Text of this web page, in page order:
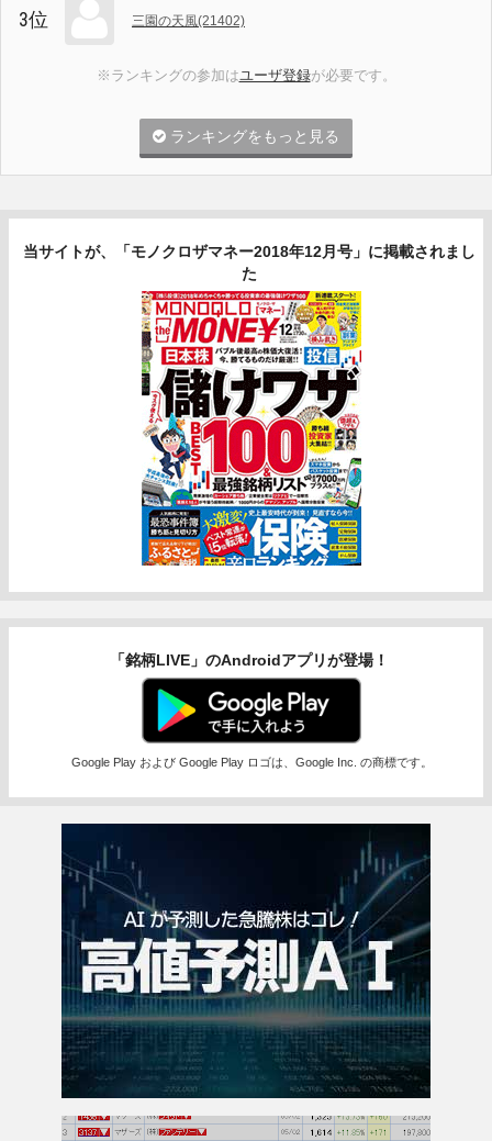
3位 三園の天風(21402)
※ランキングの参加はユーザ登録が必要です。
ランキングをもっと見る
当サイトが、「モノクロザマネー2018年12月号」に掲載されまし
た
「銘柄LIVE」のAndroidアプリが登場！
Google Play および Google Play ロゴは、Google Inc. の商標です。